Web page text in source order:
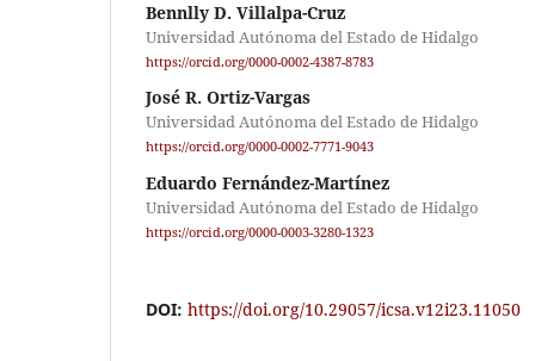
Bennlly D. Villalpa-Cruz
Universidad Autónoma del Estado de Hidalgo
https://orcid.org/0000-0002-4387-8783
José R. Ortiz-Vargas
Universidad Autónoma del Estado de Hidalgo
https://orcid.org/0000-0002-7771-9043
Eduardo Fernández-Martínez
Universidad Autónoma del Estado de Hidalgo
https://orcid.org/0000-0003-3280-1323
DOI: https://doi.org/10.29057/icsa.v12i23.11050